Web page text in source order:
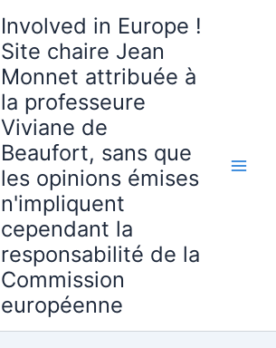
Involved in Europe !
Site chaire Jean
Monnet attribuée à
la professeure
Viviane de
Beaufort, sans que
les opinions émises
n'impliquent
cependant la
responsabilité de la
Commission
européenne